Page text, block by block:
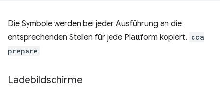
Die Symbole werden bei jeder Ausführung an die
entsprechenden Stellen für jede Plattform kopiert. cca
prepare
Ladebildschirme